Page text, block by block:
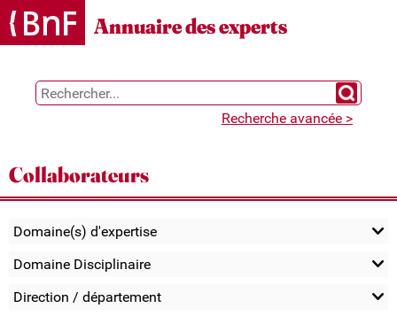
Gestion des cookies
Annuaire des experts
Chercher
Recherche avancée >
Collaborateurs
Domaine(s) d'expertise
Domaine Disciplinaire
Direction / département